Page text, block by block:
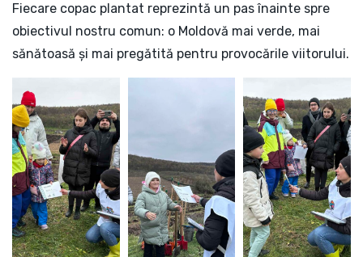
Fiecare copac plantat reprezintă un pas înainte spre
obiectivul nostru comun: o Moldovă mai verde, mai
sănătoasă și mai pregătită pentru provocările viitorului.